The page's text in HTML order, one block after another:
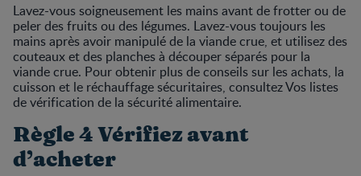
Lavez-vous soigneusement les mains avant de frotter ou de
peler des fruits ou des légumes. Lavez-vous toujours les
mains après avoir manipulé de la viande crue, et utilisez des
couteaux et des planches à découper séparés pour la
viande crue. Pour obtenir plus de conseils sur les achats, la
cuisson et le réchauffage sécuritaires, consultez Vos listes
de vérification de la sécurité alimentaire.
Règle 4 Vérifiez avant
d’acheter